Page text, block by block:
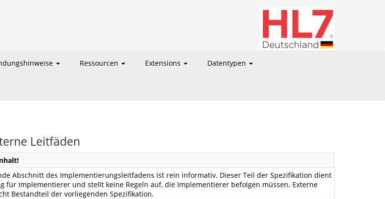
Ressourcen Extensions Datentypen
Leitfäden
Abschnitt des Implementierungsleitfadens ist rein informativ. Dieser Teil der Spezifikation dient
für Implementierer und stellt keine Regeln auf, die Implementierer befolgen müssen. Externe
Bestandteil der vorliegenden Spezifikation.